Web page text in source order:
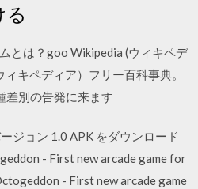
る
とは？goo Wikipedia (ウィキペデ
キペディア）フリー百科事典。
差別の告発に来ます
ジョン 1.0 APK をダウンロード
- First new arcade game for
- First new arcade game